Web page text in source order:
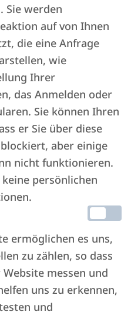
erzählt
eine Geschichte.
einer Region,
bietet und Sie
Sie werden
auf von Ihnen
die eine Anfrage
wie
Ihrer
das Anmelden oder
Sie können Ihren
er Sie über diese
aber einige
nicht funktionieren.
persönlichen
ermöglichen es uns,
zu zählen, so dass
messen und
uns zu erkennen,
und